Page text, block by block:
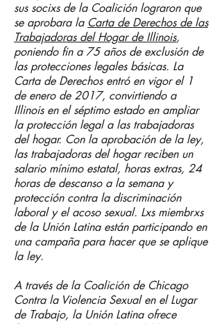
sus socixs de la Coalición lograron que
se aprobara la Carta de Derechos de las
Trabajadoras del Hogar de Illinois,
poniendo fin a 75 años de exclusión de
las protecciones legales básicas. La
Carta de Derechos entró en vigor el 1
de enero de 2017, convirtiendo a
Illinois en el séptimo estado en ampliar
la protección legal a las trabajadoras
del hogar. Con la aprobación de la ley,
las trabajadoras del hogar reciben un
salario mínimo estatal, horas extras, 24
horas de descanso a la semana y
protección contra la discriminación
laboral y el acoso sexual. Lxs miembrxs
de la Unión Latina están participando en
una campaña para hacer que se aplique
la ley.
A través de la Coalición de Chicago
Contra la Violencia Sexual en el Lugar
de Trabajo, la Unión Latina ofrece